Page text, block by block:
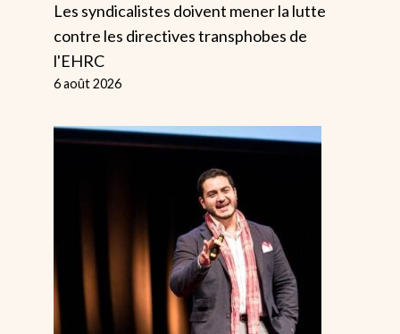
Les syndicalistes doivent mener la lutte
contre les directives transphobes de
l'EHRC
6 août 2026